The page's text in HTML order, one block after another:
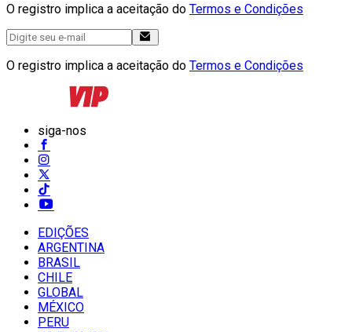
O registro implica a aceitação do Termos e Condições
O registro implica a aceitação do Termos e Condições
siga-nos
EDIÇÕES
ARGENTINA
BRASIL
CHILE
GLOBAL
MÉXICO
PERU